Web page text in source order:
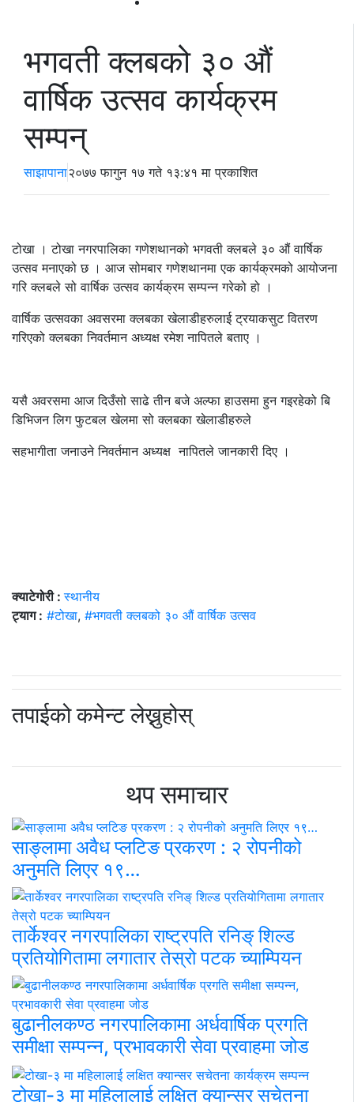
भगवती क्लबको ३० औं
वार्षिक उत्सव कार्यक्रम
सम्पन्
साझापाना२०७७ फागुन १७ गते १३:४१ मा प्रकाशित
टोखा । टोखा नगरपालिका गणेशथानको भगवती क्लबले ३० औं वार्षिक
उत्सव मनाएको छ । आज सोमबार गणेशथानमा एक कार्यक्रमको आयोजना
गरि क्लबले सो वार्षिक उत्सव कार्यक्रम सम्पन्न गरेको हो ।
वार्षिक उत्सवका अवसरमा क्लबका खेलाडीहरुलाई ट्रयाकसुट वितरण
गरिएको क्लबका निवर्तमान अध्यक्ष रमेश नापितले बताए ।
यसै अवरसमा आज दिउँसो साढे तीन बजे अल्फा हाउसमा हुन गइरहेको बि
डिभिजन लिग फुटबल खेलमा सो क्लबका खेलाडीहरुले
सहभागीता जनाउने निवर्तमान अध्यक्ष नापितले जानकारी दिए ।
क्याटेगोरी :स्थानीय
ट्याग : #टोखा, #भगवती क्लबको ३० औं वार्षिक उत्सव
तपाईको कमेन्ट लेख्नुहोस्
थप समाचार
साङ्लामा अवैध प्लटिङ प्रकरण : २ रोपनीको
अनुमति लिएर १९…
तार्केश्वर नगरपालिका राष्ट्रपति रनिङ् शिल्ड
प्रतियोगितामा लगातार तेस्रो पटक च्याम्पियन
बुढानीलकण्ठ नगरपालिकामा अर्धवार्षिक प्रगति
समीक्षा सम्पन्न, प्रभावकारी सेवा प्रवाहमा जोड
टोखा-३ मा महिलालाई लक्षित क्यान्सर सचेतना